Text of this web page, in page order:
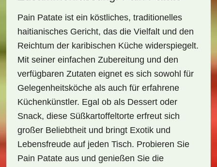
Pain Patate ist ein köstliches, traditionelles
haitianisches Gericht, das die Vielfalt und den
Reichtum der karibischen Küchewiderspiegelt.
Mit seiner einfachen Zubereitung und den
verfügbaren Zutaten eignet es sich sowohl für
Gelegenheitsköche als auch für erfahrene
Küchenkünstler. Egal ob als Dessert oder
Snack, diese Süßkartoffeltorte erfreut sich
großer Beliebtheit und bringt Exotik und
Lebensfreude auf jeden Tisch. Probieren Sie
Pain Patate aus und genießen Sie die